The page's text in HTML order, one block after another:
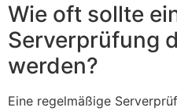
Wie oft sollte
Serverprüfung
werden?
Eine regelmäßige